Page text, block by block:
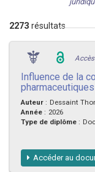
2273 résultats
Influence de la
Auteur : Dessaint
Année : 2026
Type de diplôme :
Accéder au